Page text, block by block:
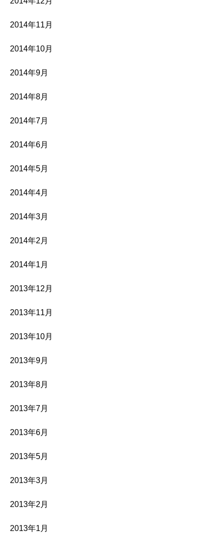
2014年11月
2014年10月
2014年9月
2014年8月
2014年7月
2014年6月
2014年5月
2014年4月
2014年3月
2014年2月
2014年1月
2013年12月
2013年11月
2013年10月
2013年9月
2013年8月
2013年7月
2013年6月
2013年5月
2013年3月
2013年2月
2013年1月